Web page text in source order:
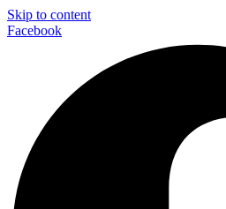
Skip to content
Facebook